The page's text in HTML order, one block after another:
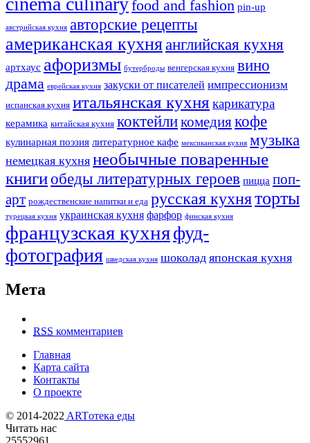
food аnd fashion pin-up
австрийская кухня авторские рецепты
американская кухняанглийская кухня
артхаус афоризмы бутерброды венгерская кухня вино
драма еврейская кухня закуски от писателей импрессионизм
испанская кухня итальянская кухня карикатура
керамика китайская кухня коктейликомедиякофе
кулинарная поэзия литературное кафе мексиканская кухня музыка
немецкая кухня необычные поваренные
книгиобеды литературных героев пицца поп-
арт рождественские напитки и еда русская кухняторты
турецкая кухня украинская кухня фарфор финская кухня
французская кухняфуд-
фотография шведская кухня шоколад японская кухня
Мета
RSS комментариев
Главная
Карта сайта
Контакты
О проекте
© 2014-2022 ARTотека еды
Читать нас
25552961